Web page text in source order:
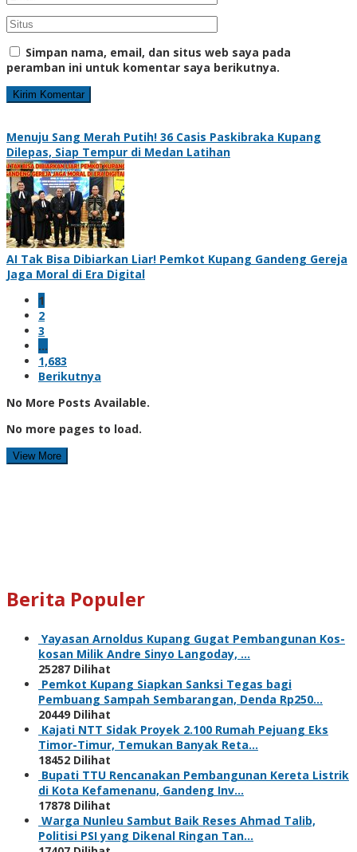
Simpan nama, email, dan situs web saya pada
peramban ini untuk komentar saya berikutnya.
Menuju Sang Merah Putih! 36 Casis Paskibraka Kupang
Dilepas, Siap Tempur di Medan Latihan
AI Tak Bisa Dibiarkan Liar! Pemkot Kupang Gandeng Gereja
Jaga Moral di Era Digital
1
2
3
…
1,683
Berikutnya
No More Posts Available.
No more pages to load.
View More
Berita Populer
Yayasan Arnoldus Kupang Gugat Pembangunan Kos-
kosan Milik Andre Sinyo Langoday, …
25287 Dilihat
Pemkot Kupang Siapkan Sanksi Tegas bagi
Pembuang Sampah Sembarangan, Denda Rp250…
20449 Dilihat
Kajati NTT Sidak Proyek 2.100 Rumah Pejuang Eks
Timor-Timur, Temukan Banyak Reta…
18452 Dilihat
Bupati TTU Rencanakan Pembangunan Kereta Listrik
di Kota Kefamenanu, Gandeng Inv…
17878 Dilihat
Warga Nunleu Sambut Baik Reses Ahmad Talib,
Politisi PSI yang Dikenal Ringan Tan…